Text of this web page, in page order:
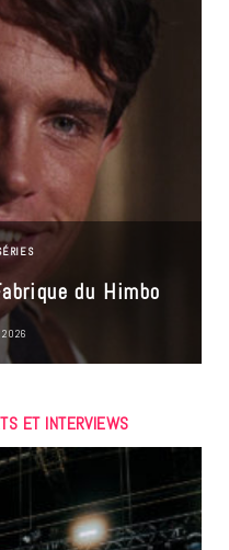
du Himbo
ET INTERVIEWS